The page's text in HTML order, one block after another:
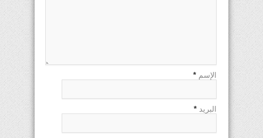
الإسم *
البريد *